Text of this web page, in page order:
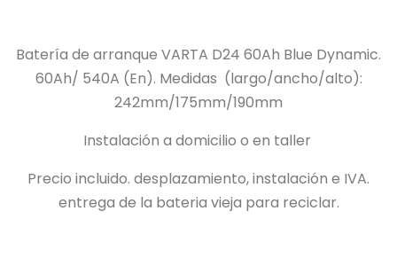
Batería de arranque VARTA D24 60Ah Blue Dynamic.
60Ah/ 540A (En). Medidas (largo/ancho/alto):
242mm/175mm/190mm
Instalación a domicilio o en taller
Precio incluido. desplazamiento, instalación e IVA.
entrega de la bateria vieja para reciclar.